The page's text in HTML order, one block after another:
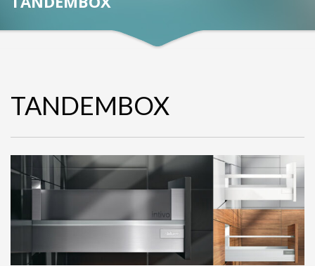
TANDEMBOX